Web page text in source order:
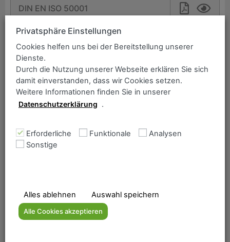
Bitte geben Sie einen Suchbegriff ein:
DIN EN ISO 50001
Weitere Zertifikate
TÜV Nord Umstempelvereinbarung
Privatsphäre Einstellungen
Cookies helfen uns bei der Bereitstellung unserer
Dienste.
Durch die Nutzung unserer Webseite erklären Sie sich
damit einverstanden, dass wir Cookies setzen.
Weitere Informationen finden Sie in unserer
Datenschutzerklärung .
Erforderliche Funktionale
Analysen
Sonstige
Alles ablehnen Auswahl speichern
Alle Cookies akzeptieren